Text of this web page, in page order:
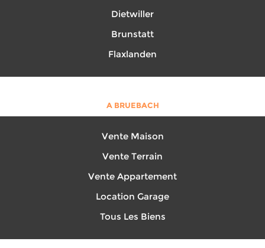
Dietwiller
Brunstatt
Flaxlanden
A BRUEBACH
Vente Maison
Vente Terrain
Vente Appartement
Location Garage
Tous Les Biens